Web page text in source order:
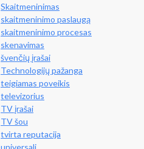
Skaitmeninimas
skaitmeninimo paslaugą
skaitmeninimo procesas
skenavimas
švenčių įrašai
Technologijų pažanga
teigiamas poveikis
televizorius
TV įrašai
TV šou
tvirta reputacija